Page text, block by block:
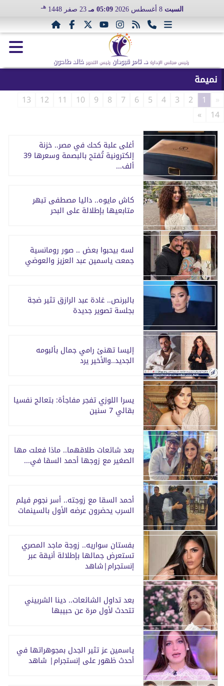
السبت 8 أغسطس 2026 05:09 مـ 23 صفر 1448 هـ
رئيس مجلس الإدارة د. تامر قبودان رئيس التحرير خالد طاحون
نميمة
«
1
2
3
4
5
6
7
8
9
10
11
12
13
14
»
أغلى علبة كحك في مصر.. خزنة
إلكترونية تُفتح بالبصمة وسعرها 39
ألف...
كاش مايوه.. داليا مصطفى تبهر
متابعيها بإطلالة على البحر
لسه بيحبوا بعض .. صور رومانسية
جمعت ياسمين عبد العزيز والعوضي
بالبرنص.. غادة عبد الرازق تثير ضجة
بجلسة تصوير جديدة
إليسا تهنئ رامي جمال بألبومه
الجديد..والأخير يرد
يسرا اللوزي تفجر مفاجأة: بتعالج نفسيا
بقالي 7 سنين
بعد شائعات طلاقهما.. ماذا فعلت مها
الصغير مع زوجها أحمد السقا في...
أحمد السقا مع زوجته.. أسر نجوم فيلم
السرب يحضرون عرضه الأول بالسينمات
بفستان سواريه.. زوجة ماجد المصري
تستعرض جمالها بإطلالة أنيقة عبر
إنستجرام|شاهد
بعد تداول الشائعات.. دينا الشربيني
تتحدث لأول مرة عن حبيبها
ياسمين عز تثير الجدل بمجوهراتها في
أحدث ظهور على إنستجرام| شاهد